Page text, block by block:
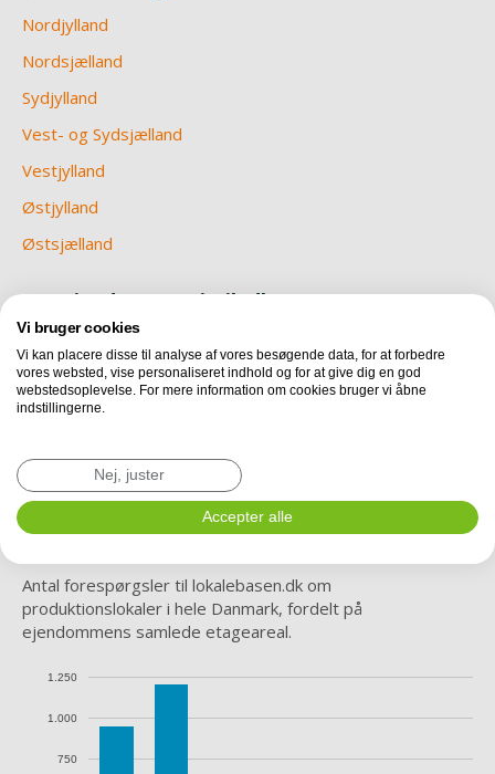
Nordjylland
Nordsjælland
Sydjylland
Vest- og Sydsjælland
Vestjylland
Østjylland
Østsjælland
Om Ejendomsstatistik.dk
Nu er vi endelig klar med en betaversion af
Ejendomsstatistik.dk. Hver måned vil du her kunne finde ny
data og statistik, vedrørende erhvervslejemål i Danmark.
Læs mere om metode, teknik og revisorerklæring
Revisorerklæring omkring IT processer i
relation til udbudsstatistik.
Antal forespørgsler til lokalebasen.dk om
produktionslokaler i hele Danmark, fordelt på
ejendommens samlede etageareal.
750
1.000
1.250
Vi bruger cookies
Vi kan placere disse til analyse af vores besøgende data, for at forbedre
vores websted, vise personaliseret indhold og for at give dig en god
webstedsoplevelse. For mere information om cookies bruger vi åbne
indstillingerne.
Nej, juster
Accepter alle